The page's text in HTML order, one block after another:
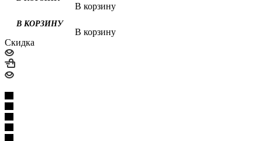
В корзину
В корзину
Скидка